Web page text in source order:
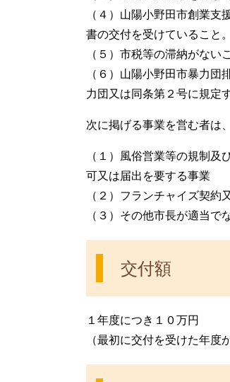
（４）山陽小野田市創業
書の交付を受けていること。
（５）市税等の滞納がない
（６）山陽小野田市暴力
力団又は同条第２号に規定
次に掲げる事業を営む者は
（１）風俗営業等の規制
可又は届出を要する事業
（２）フランチャイズ契約
（３）その他市長が適当で
交付額
１年度につき１０万円
（最初に交付を受けた年度